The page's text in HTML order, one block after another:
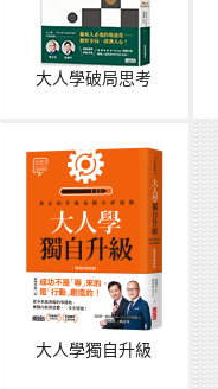
大人學破局思考
大人學獨自升級